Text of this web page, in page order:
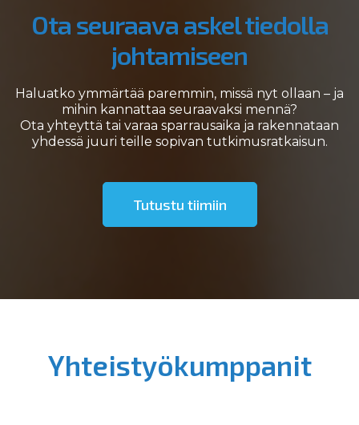
Ota seuraava askel tiedolla
johtamiseen
Haluatko ymmärtää paremmin, missä nyt ollaan – ja
mihin kannattaa seuraavaksi mennä?
Ota yhteyttä tai varaa sparrausaika ja rakennataan
yhdessä juuri teille sopivan tutkimusratkaisun.
Tutustu tiimiin
Yhteistyökumppanit